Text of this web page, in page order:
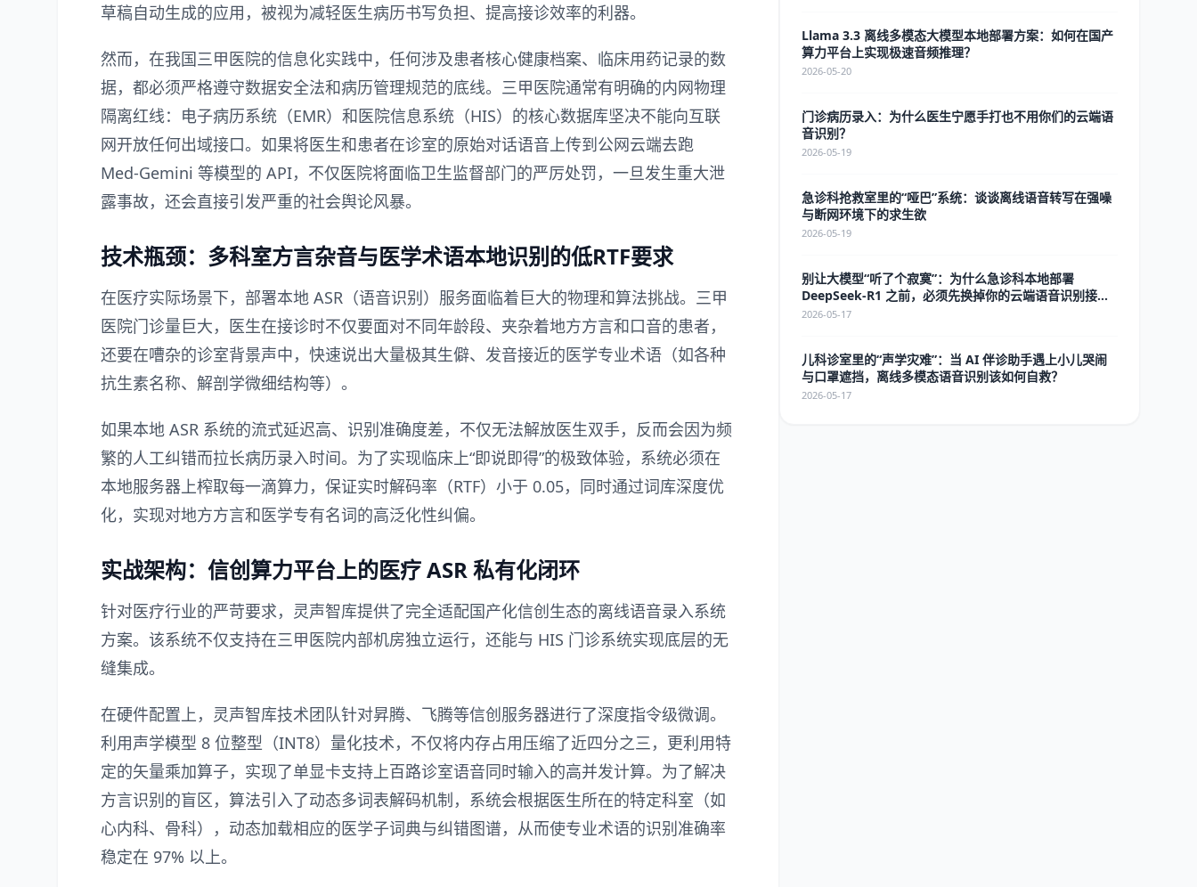
草稿自动生成的应用，被视为减轻医生病历书写负担、提高接诊效率的利器。
然而，在我国三甲医院的信息化实践中，任何涉及患者核心健康档案、临床用药记录的数
据，都必须严格遵守数据安全法和病历管理规范的底线。三甲医院通常有明确的内网物理
隔离红线：电子病历系统（EMR）和医院信息系统（HIS）的核心数据库坚决不能向互联
网开放任何出域接口。如果将医生和患者在诊室的原始对话语音上传到公网云端去跑
Med-Gemini 等模型的 API，不仅医院将面临卫生监督部门的严厉处罚，一旦发生重大泄
露事故，还会直接引发严重的社会舆论风暴。
技术瓶颈：多科室方言杂音与医学术语本地识别的低RTF要求
在医疗实际场景下，部署本地 ASR（语音识别）服务面临着巨大的物理和算法挑战。三甲
医院门诊量巨大，医生在接诊时不仅要面对不同年龄段、夹杂着地方方言和口音的患者，
还要在嘈杂的诊室背景声中，快速说出大量极其生僻、发音接近的医学专业术语（如各种
抗生素名称、解剖学微细结构等）。
如果本地 ASR 系统的流式延迟高、识别准确度差，不仅无法解放医生双手，反而会因为频
繁的人工纠错而拉长病历录入时间。为了实现临床上“即说即得”的极致体验，系统必须在
本地服务器上榨取每一滴算力，保证实时解码率（RTF）小于 0.05，同时通过词库深度优
化，实现对地方方言和医学专有名词的高泛化性纠偏。
实战架构：信创算力平台上的医疗 ASR 私有化闭环
针对医疗行业的严苛要求，灵声智库提供了完全适配国产化信创生态的离线语音录入系统
方案。该系统不仅支持在三甲医院内部机房独立运行，还能与 HIS 门诊系统实现底层的无
缝集成。
在硬件配置上，灵声智库技术团队针对昇腾、飞腾等信创服务器进行了深度指令级微调。
利用声学模型 8 位整型（INT8）量化技术，不仅将内存占用压缩了近四分之三，更利用特
定的矢量乘加算子，实现了单显卡支持上百路诊室语音同时输入的高并发计算。为了解决
方言识别的盲区，算法引入了动态多词表解码机制，系统会根据医生所在的特定科室（如
心内科、骨科），动态加载相应的医学子词典与纠错图谱，从而使专业术语的识别准确率
稳定在 97% 以上。
Llama 3.3 离线多模态大模型本地部署方案：如何在国产
算力平台上实现极速音频推理？
2026-05-20
门诊病历录入：为什么医生宁愿手打也不用你们的云端语
音识别？
2026-05-19
急诊科抢救室里的“哑巴”系统：谈谈离线语音转写在强噪
与断网环境下的求生欲
2026-05-19
别让大模型“听了个寂寞”：为什么急诊科本地部署
DeepSeek-R1 之前，必须先换掉你的云端语音识别接
口？
2026-05-17
儿科诊室里的“声学灾难”：当 AI 伴诊助手遇上小儿哭闹
与口罩遮挡，离线多模态语音识别该如何自救？
2026-05-17